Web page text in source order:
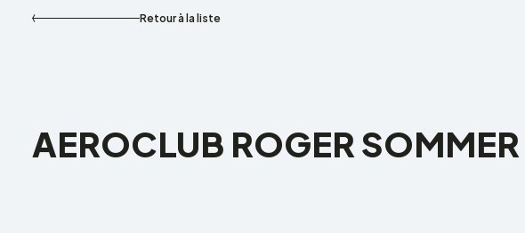
Retour à la liste
AEROCLUB ROGER SOMMER